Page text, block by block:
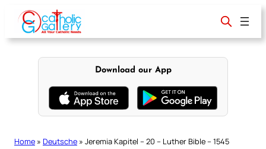
content
Download our App
Home » Deutsche » Jeremia Kapitel – 20 – Luther Bible – 1545